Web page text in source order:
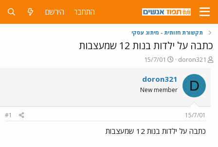
התחבר הירשם
תקשורת חזותית - מיתוג עסקי
כתבה על ילדות בנות 12 שמעצבות
פ
ו
ת
ח
ה
ש
א
doron321
פ
ו
ר
ם
ר
15/7/01
D
doron321
New member
15/7/01
#1
כתבה על ילדות בנות 12 שמעצבות